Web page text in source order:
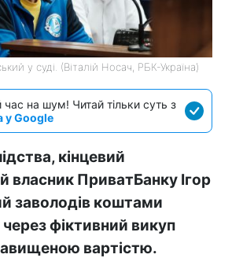
у суді. (Віталій Носач, РБК-Україна)
час на шум! Читай тільки суть з
у Google
кінцевий
власник ПриватБанку Ігор
заволодів коштами
фіктивний викуп
вартістю.